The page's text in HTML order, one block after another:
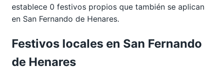
establece 0 festivos propios que también se aplican
en San Fernando de Henares.
Festivos locales en San Fernando
de Henares